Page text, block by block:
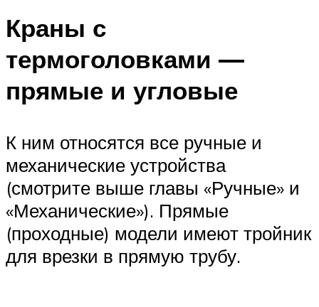
Краны с
термоголовками —
прямые и угловые
К ним относятся все ручные и
механические устройства
(смотрите выше главы «Ручные» и
«Механические»). Прямые
(проходные) модели имеют тройник
для врезки в прямую трубу.